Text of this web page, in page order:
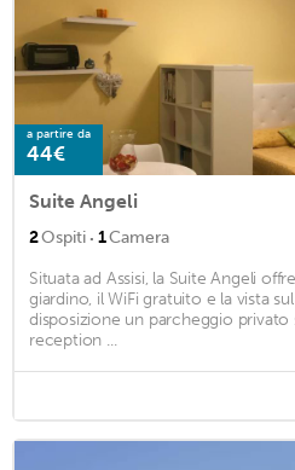
a partire da
44€
Suite Angeli
2Ospiti · 1Camera
Situata ad Assisi, la Suite Angeli
giardino, il WiFi gratuito e la vista
disposizione un parcheggio
reception ...